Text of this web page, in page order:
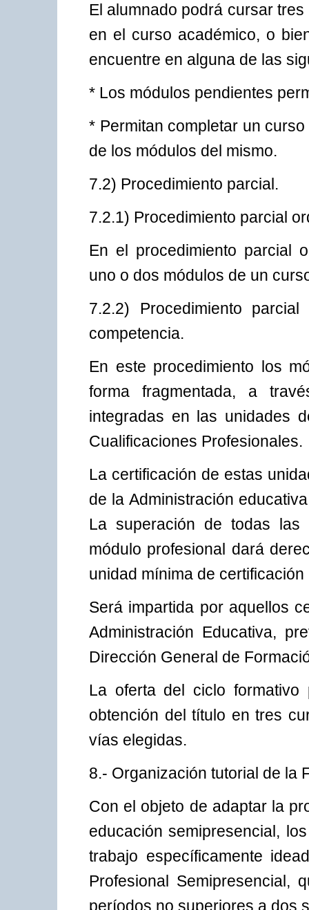
El alumnado podrá cursar
en el curso académico, o
encuentre en alguna de las
* Los módulos pendientes
* Permitan completar un
de los módulos del mismo.
7.2) Procedimiento parcial.
7.2.1) Procedimiento parcial
En el procedimiento parcial
uno o dos módulos de un
7.2.2) Procedimiento
competencia.
En este procedimiento los
forma fragmentada, a
integradas en las unidades
Cualificaciones Profesionales.
La certificación de estas
de la Administración
La superación de todas las
módulo profesional dará
unidad mínima de
Será impartida por aquellos
Administración Educativa,
Dirección General de
La oferta del ciclo
obtención del título en tres
vías elegidas.
8.- Organización tutorial de la
Con el objeto de adaptar la
educación semipresencial,
trabajo específicamente
Profesional Semipresencial,
períodos no superiores a dos